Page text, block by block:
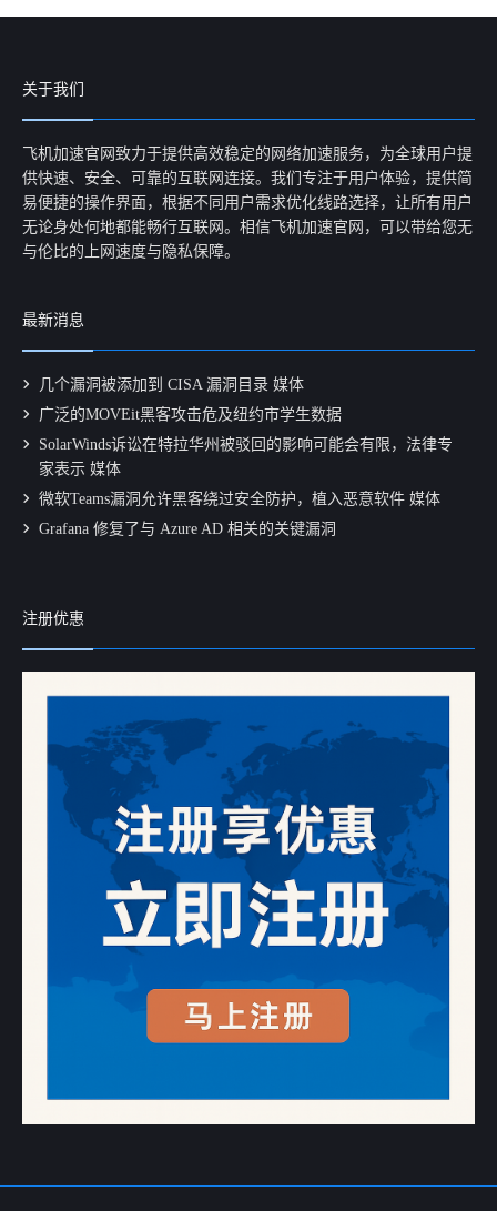
关于我们
飞机加速官网致力于提供高效稳定的网络加速服务，为全球用户提
供快速、安全、可靠的互联网连接。我们专注于用户体验，提供简
易便捷的操作界面，根据不同用户需求优化线路选择，让所有用户
无论身处何地都能畅行互联网。相信飞机加速官网，可以带给您无
与伦比的上网速度与隐私保障。
最新消息
几个漏洞被添加到 CISA 漏洞目录 媒体
广泛的MOVEit黑客攻击危及纽约市学生数据
SolarWinds诉讼在特拉华州被驳回的影响可能会有限，法律专
家表示 媒体
微软Teams漏洞允许黑客绕过安全防护，植入恶意软件 媒体
Grafana 修复了与 Azure AD 相关的关键漏洞
注册优惠